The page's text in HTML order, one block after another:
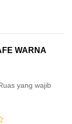
WARNA
yang wajib